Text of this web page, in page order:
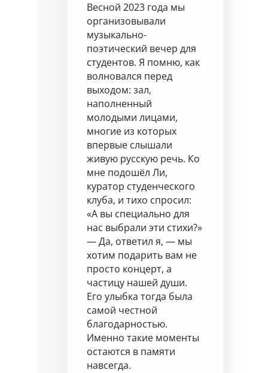
Весной 2023 года мы
организовывали
музыкально-
поэтический вечер для
студентов. Я помню, как
волновался перед
выходом: зал,
наполненный
молодыми лицами,
многие из которых
впервые слышали
живую русскую речь. Ко
мне подошёл Ли,
куратор студенческого
клуба, и тихо спросил:
«А вы специально для
нас выбрали эти стихи?»
— Да, ответил я, — мы
хотим подарить вам не
просто концерт, а
частицу нашей души.
Его улыбка тогда была
самой честной
благодарностью.
Именно такие моменты
остаются в памяти
навсегда.